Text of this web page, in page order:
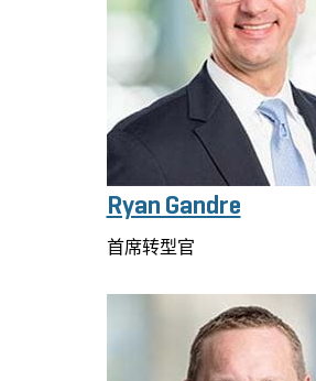
Ryan Gandre
首席转型官